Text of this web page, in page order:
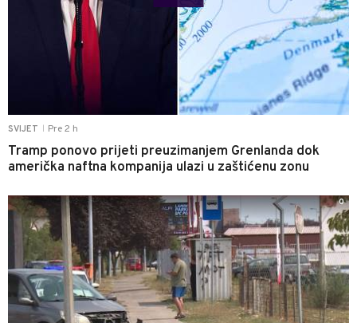
SVIJET Pre 2 h
Tramp ponovo prijeti preuzimanjem Grenlanda dok
američka naftna kompanija ulazi u zaštićenu zonu
0